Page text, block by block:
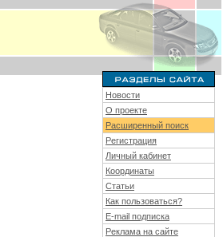
Новости
О проекте
Расширенный поиск
Регистрация
Личный кабинет
Координаты
Статьи
Как пользоваться?
E-mail подписка
Реклама на сайте